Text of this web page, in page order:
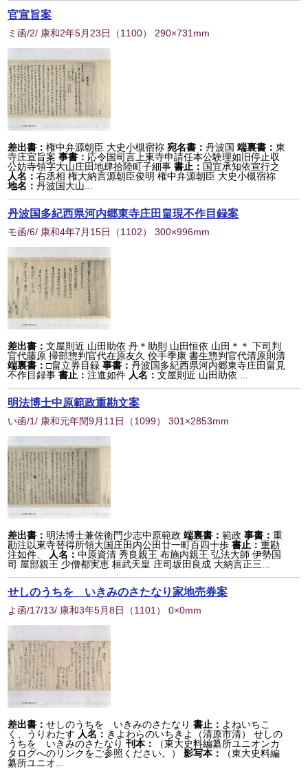
官宣旨案
ミ函/2/ 康和2年5月23日 （1100） 290×731mm
差出書：権中弁源朝臣 大史小槻宿祢 宛名書：丹波国 端裏書：東
寺庄宣旨案 事書： 応令国司言上東寺申請任本公験理如旧停止収
公妨寺領字大山庄田地肆拾陸町子細事書止： 国宜承知依宣行之
人名：右丞相 権大納言源朝臣俊明 権中弁源朝臣 大史小槻宿祢
地名：丹波国大山...
丹波国多紀西県河内郷東寺庄田畠現不作目録案
モ函/6/ 康和4年7月15日 （1102） 300×996mm
差出書：文屋則近 山田助依 丹＊助則 山田恒依 山田＊＊ 下司判
官代藤原 掃部惣判官代在原友久 佼手季康 書生惣判官代清原則清
端裏書：□畠立券目録 事書：丹波国多紀西県河内郷東寺庄田畠見
不作目録事 書止：注進如件 人名：文屋則近 山田助依 ...
明法博士中原範政重勘文案
い函/1/ 康和元年閏9月11日 （1099） 301×2853mm
差出書： 明法博士兼佐衛門少志中原範政 端裏書：範政 事書：重
勘注以東寺替得所領大国庄田内公田廿一町百四十歩 書止：重勘
注如件、
人名：中原資清 秀良親王 布施内親王 弘法大師 伊勢国
司 屋部親王 少僧都実恵 桓武天皇 庄司坂田良成 大納言正三...
せしのうちをゝいきみのさたなり家地売券案
よ函/17/13/ 康和3年5月8日 （1101 ） 0×0mm
差出書：せしのうちをゝいきみのさたなり 書止： よねいちこ
く、うりわたす 人名： きよわらのいちきよ（清原市清） せしの
うちをゝいきみのさたなり 刊本：
（東大史料編纂所ユニオンカ
タログへのリンクをご参照ください。）
影写本：
（東大史料編
纂所ユニオ...